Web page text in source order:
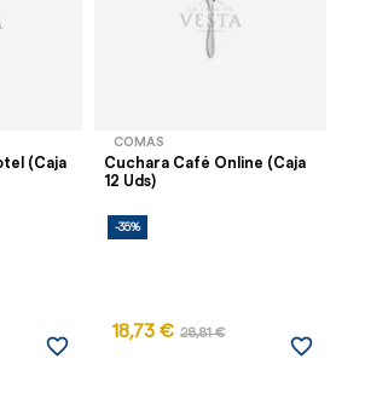
(Caja
favorite_border
COMAS
Cuchara Café Online (Caja
12 Uds)
-35%
18,73 € 28,81 €
favorite_border